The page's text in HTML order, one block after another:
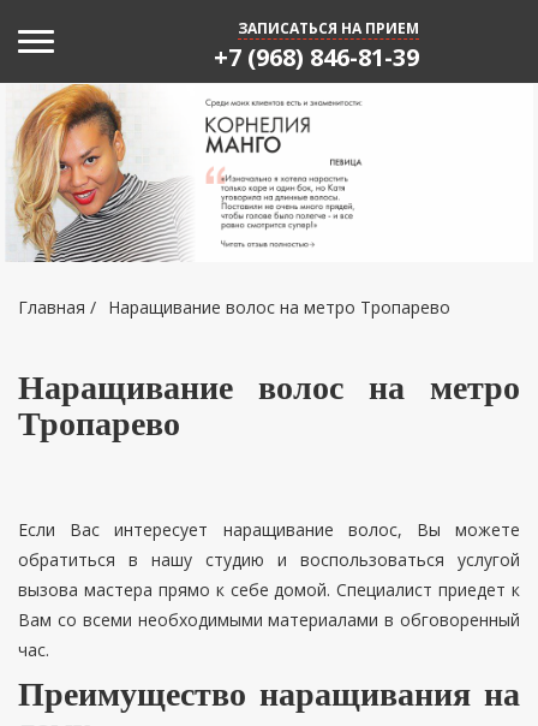
ЗАПИСАТЬСЯ НА ПРИЕМ
+7 (968) 846-81-39
Главная / Наращивание волос на метро Тропарево
Наращивание волос на метро
Тропарево
Если Вас интересует наращивание волос, Вы можете
обратиться в нашу студию и воспользоваться услугой
вызова мастера прямо к себе домой. Специалист приедет к
Вам со всеми необходимыми материалами в обговоренный
час.
Преимущество наращивания на